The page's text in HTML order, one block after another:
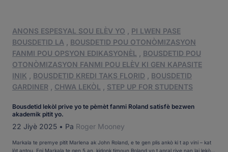
ANONS ESPESYAL SOU ELÈV YO
PI LWEN PASE
BOUSDETID LA
BOUSDETID POU OTONÒMIZASYON
FANMI POU OPSYON EDIKASYONÈL
BOUSDETID POU
OTONÒMIZASYON FANMI POU ELÈV KI GEN KAPASITE
INIK
BOUSDETID KREDI TAKS FLORID
BOUSDETID
GARDINER
CHWA LEKÒL STEP UP FOR STUDENTS
Bousdetid lekòl prive yo te pèmèt fanmi Roland satisfè bezwen
akademik pitit yo.
22 Jiyè 2025 • Pa Roger Mooney
Markala te premye pitit Marlena ak John Roland, e te gen plis ankò ki t ap vini – kat
lòt antou. Epi Markala te gen 5 an, kidonk timoun Roland yo t apral rive nan laj lekòl